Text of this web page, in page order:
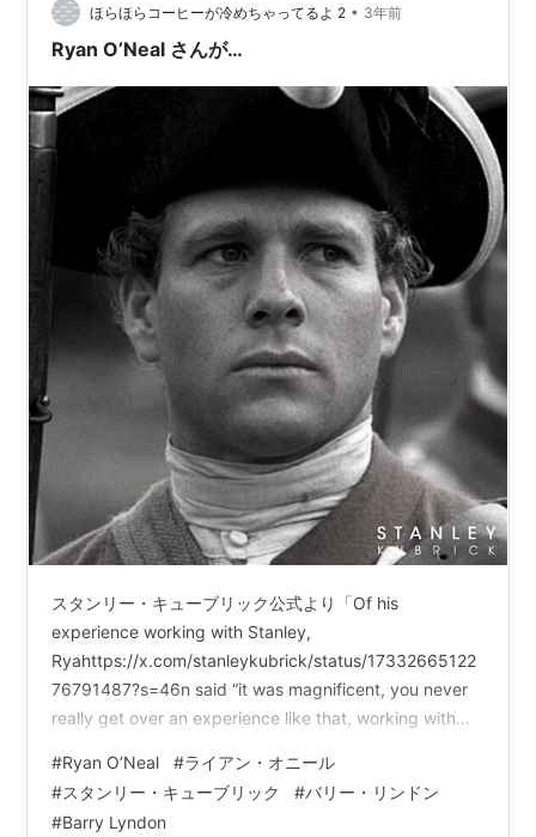
ほらほらコーヒーが冷めちゃってるよ 2 • 3年前
Ryan O’Neal さんが…
スタンリー・キューブリック公式より「Of his
experience working with Stanley,
Ryahttps://x.com/stanleykubrick/status/17332665122
76791487?s=46n said “it was magnificent, you never
really get over an experience like that, working with
that the Oscar nominated, 60-year ac…
#Ryan O’Neal #ライアン・オニール
#スタンリー・キューブリック #バリー・リンドン
#Barry Lyndon